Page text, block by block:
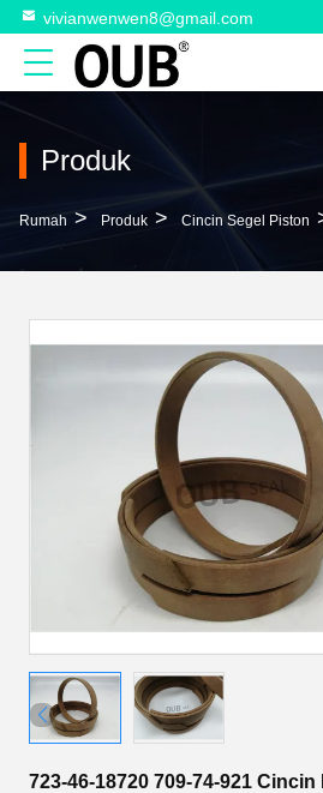
vivianwenwen8@gmail.com
Produk
Rumah > Produk > Cincin Segel Piston
723-46-18720 709-74-921